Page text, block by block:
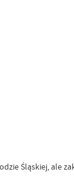
Śląskiej, ale